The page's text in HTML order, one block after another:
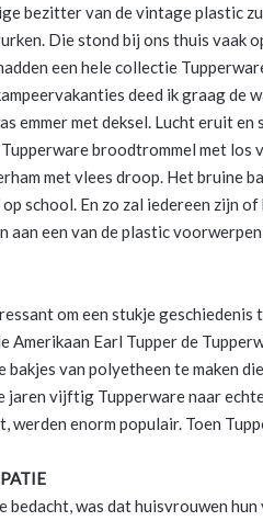
bezitter van de vintage plastic
Die stond bij ons thuis vaak
een hele collectie
deed ik graag de
emmer met deksel. Lucht eruit en
Tupperware broodtrommel met los
met vlees droop. Het bruine
school. En zo zal iedereen zijn of
aan een van de plastic
om een stukje
Amerikaan Earl Tupper de
bakjes van polyetheen te maken
jaren vijftig Tupperware naar
werden enorm populair. Toen
bedacht, was dat huisvrouwen